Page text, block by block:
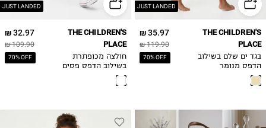
JUST LANDED
35.97 ₪
119.90 ₪
70% OFF
THE CHILDREN'S
PLACE
בגד ים שלם בשילוב
הדפס מנומר
JUST LANDED
32.97 ₪
109.90 ₪
70% OFF
THE CHILDREN'S
PLACE
חולצה מכופתרת
בשילוב הדפס פסים